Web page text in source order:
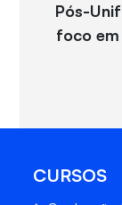
Pós-
foco em
CURSOS